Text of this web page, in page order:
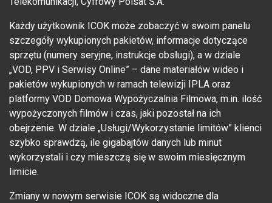
Każdy użytkownik ICOK może zobaczyć w swoim panelu
szczegóły wykupionych pakietów, informacje dotyczące
sprzętu (numery seryjne, instrukcje obsługi), a w dziale
„VOD, PPV i Serwisy Online” – dane materiałów wideo i
pakietów wykupionych w ramach telewizji IPLA oraz
platformy VOD Domowa Wypożyczalnia Filmowa, m.in. ilość
wypożyczonych filmów i czas, jaki pozostał na ich
obejrzenie. W dziale „Usługi/Wykorzystanie limitów” klienci
szybko sprawdzą, ile gigabajtów danych lub minut
wykorzystali i czy mieszczą się w swoim miesięcznym
limicie.
Zmiany w nowym serwisie ICOK są widoczne dla